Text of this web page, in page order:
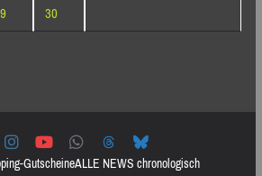
30
GutscheineALLE NEWS chronologisch